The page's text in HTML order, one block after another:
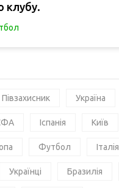
клубу.
Півзахисник Україна
Іспанія Київ
Футбол Італія
Українці Бразилія